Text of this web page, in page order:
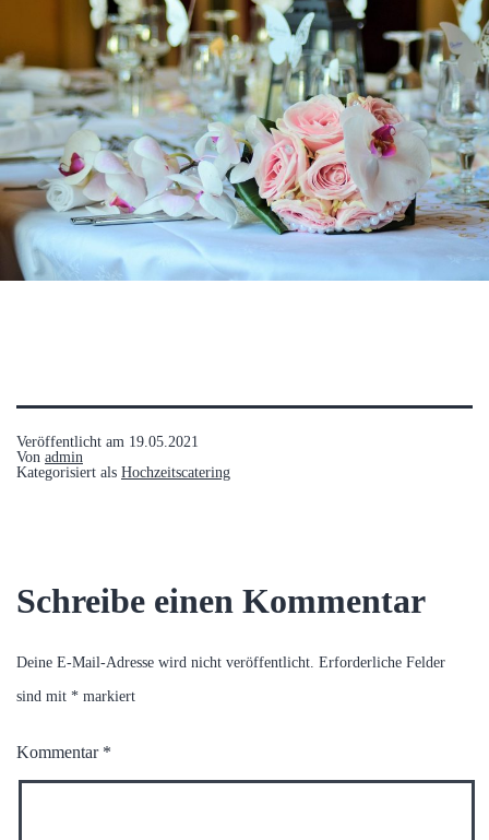
Veröffentlicht am 19.05.2021
Von admin
Kategorisiert als Hochzeitscatering
Schreibe einen Kommentar
Deine E-Mail-Adresse wird nicht veröffentlicht. Erforderliche Felder
sind mit * markiert
Kommentar *